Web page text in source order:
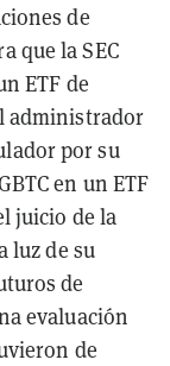
de
que la SEC
ETF de
administrador
por su
en un ETF
juicio de la
luz de su
de
evaluación
de